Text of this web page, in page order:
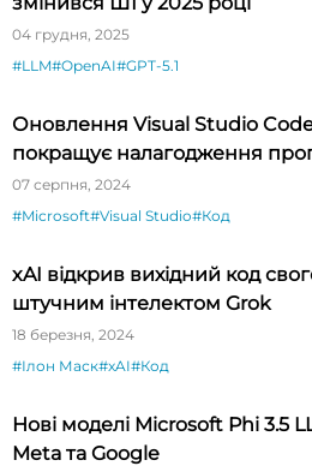
04 грудня, 2025
#LLM#OpenAI#GPT-5.1
Оновлення Visual Studio Code
покращує налагодження
07 серпня, 2024
#Microsoft#Visual Studio#Код
xAI відкрив вихідний код
штучним інтелектом Grok
18 березня, 2024
#Ілон Маск#xAI#Код
Нові моделі Microsoft Phi 3.5
Meta та Google